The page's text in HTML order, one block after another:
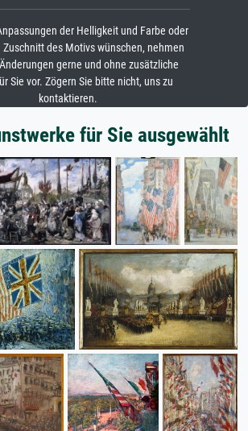
der Helligkeit und Farbe oder
Zuschnitt des Motivs wünschen, nehmen
gerne und ohne zusätzliche
Sie vor. Zögern Sie bitte nicht, uns zu
kontaktieren.
für Sie ausgewählt